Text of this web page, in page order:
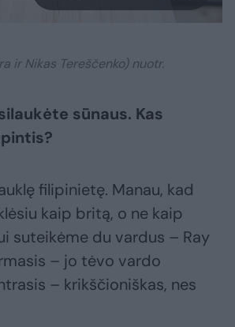
ir Nikas Tereščenko) nuotr.
sūnaus. Kas
filipinietę. Manau, kad
kaip britą, o ne kaip
suteikėme du vardus – Ray
– jo tėvo vardo
– krikščioniškas, nes